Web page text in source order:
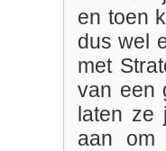
en toen
dus wel
met
van een
laten
aan om